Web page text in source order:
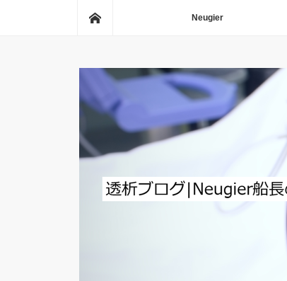
Neugier